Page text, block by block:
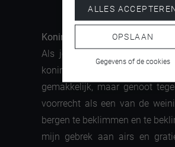
Koningin Marie:
Als jonge moeder van
koningin van Beieren had ik
gemakkelijk, maar genoot
voorrecht als een van de
bergen te beklimmen en te
mijn gebrek aan airs en
ALLES
OPSLAAN
Gegevens of de cookies